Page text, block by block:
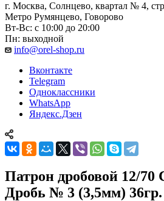
г. Москва, Солнцево, квартал № 4,
Метро Румянцево, Говорово
Вт-Вс: с 10:00 до 20:00
Пн: выходной
info@orel-shop.ru
Вконтакте
Telegram
Одноклассники
WhatsApp
Яндекс.Дзен
Патрон дробовой 12/
Дробь № 3 (3,5мм)